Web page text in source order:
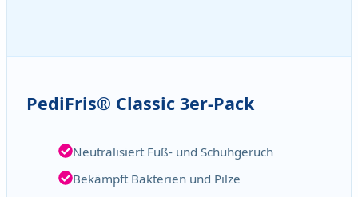
PediFris® Classic 3er-Pack
Neutralisiert Fuß- und Schuhgeruch
Bekämpft Bakterien und Pilze